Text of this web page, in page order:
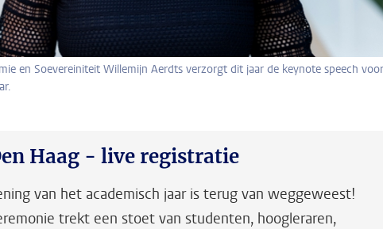
en Soevereiniteit Willemijn Aerdts verzorgt dit jaar de keynote speech
Haag - live registratie
van het academisch jaar is terug van weggeweest!
trekt een stoet van studenten, hoogleraren,